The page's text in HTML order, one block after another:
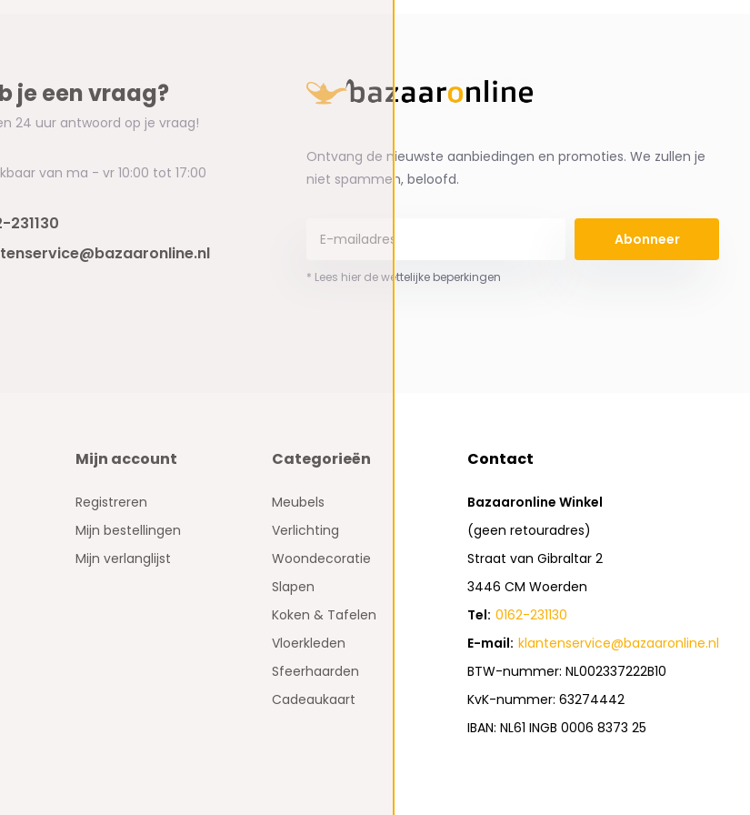
je een vraag?
24 uur antwoord op je vraag!
van ma - vr 10:00 tot 17:00
231130
Ontvang de nieuwste aanbiedingen en promoties. We zullen je
niet spammen, beloofd.
Abonneer
* Lees hier de wettelijke beperkingen
Mijn account
Registreren
Mijn bestellingen
Mijn verlanglijst
Categorieën
Meubels
Verlichting
Woondecoratie
Slapen
Koken & Tafelen
Vloerkleden
Sfeerhaarden
Cadeaukaart
Contact
Bazaaronline Winkel
(geen retouradres)
Straat van Gibraltar 2
3446 CM Woerden
Tel: 0162-231130
E-mail: klantenservice@bazaaronline.nl
BTW-nummer: NL002337222B10
KvK-nummer: 63274442
IBAN: NL61 INGB 0006 8373 25